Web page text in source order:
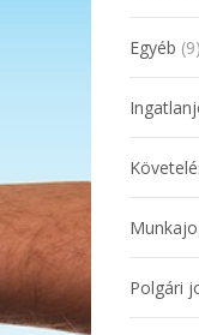
Egyéb (9)
Polgári